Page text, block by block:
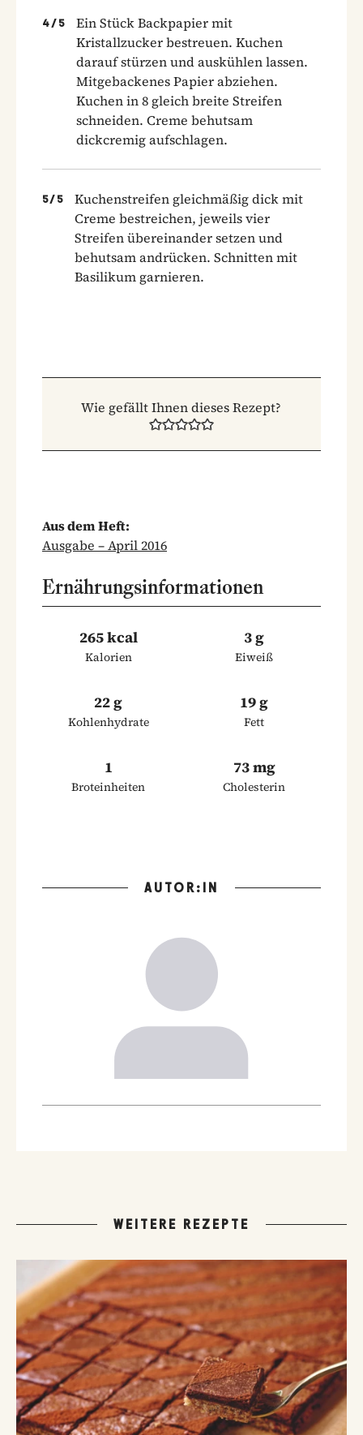
4 / 5
Ein Stück Backpapier mit
Kristallzucker bestreuen. Kuchen
darauf stürzen und auskühlen lassen.
Mitgebackenes Papier abziehen.
Kuchen in 8 gleich breite Streifen
schneiden. Creme behutsam
dickcremig aufschlagen.
5/ 5
Kuchenstreifen gleichmäßig dick mit
Creme bestreichen, jeweils vier
Streifen übereinander setzen und
behutsam andrücken. Schnitten mit
Basilikum garnieren.
Wie gefällt Ihnen dieses Rezept?
Aus dem Heft:
Ausgabe – April 2016
Ernährungsinformationen
265 kcal
Kalorien
3 g
Eiweiß
22 g
Kohlenhydrate
19 g
Fett
1
Broteinheiten
73 mg
Cholesterin
AUTOR:IN
WEITERE REZEPTE